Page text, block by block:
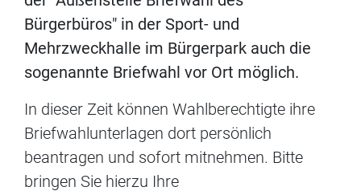
Bürgerbüros" in der Sport- und
Mehrzweckhalle im Bürgerpark auch die
sogenannte Briefwahl vor Ort möglich.
In dieser Zeit können Wahlberechtigte ihre
Briefwahlunterlagen dort persönlich
beantragen und sofort mitnehmen. Bitte
bringen Sie hierzu Ihre